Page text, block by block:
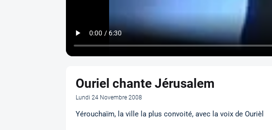
Ouriel chante Jérusalem
Lundi 24 Novembre 2008
Yérouchaïm, la ville la plus convoité, avec la voix de Ourièl